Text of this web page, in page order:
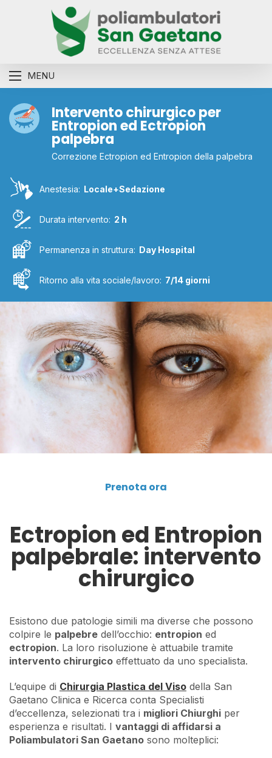
Intervento chirurgico per
Entropion ed Ectropion
palpebra
Correzione Ectropion ed Entropion della palpebra
Anestesia: Locale+Sedazione
Durata intervento: 2 h
Permanenza in struttura: Day Hospital
Ritorno alla vita sociale/lavoro: 7/14 giorni
Prenota ora
Ectropion ed Entropion
palpebrale: intervento
chirurgico
Esistono due patologie simili ma diverse che possono
colpire le palpebre dell’occhio: entropion ed
ectropion. La loro risoluzione è attuabile tramite
intervento chirurgico effettuato da uno specialista.
L’equipe di Chirurgia Plastica del Viso della San
Gaetano Clinica e Ricerca conta Specialisti
d’eccellenza, selezionati tra i migliori Chiurghi per
esperienza e risultati. I vantaggi di affidarsi a
Poliambulatori San Gaetano sono molteplici:
MENU